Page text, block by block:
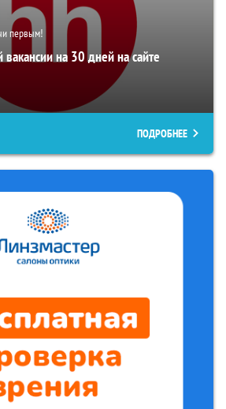
первым!
на 30 дней на сайте
ПОДРОБНЕЕ